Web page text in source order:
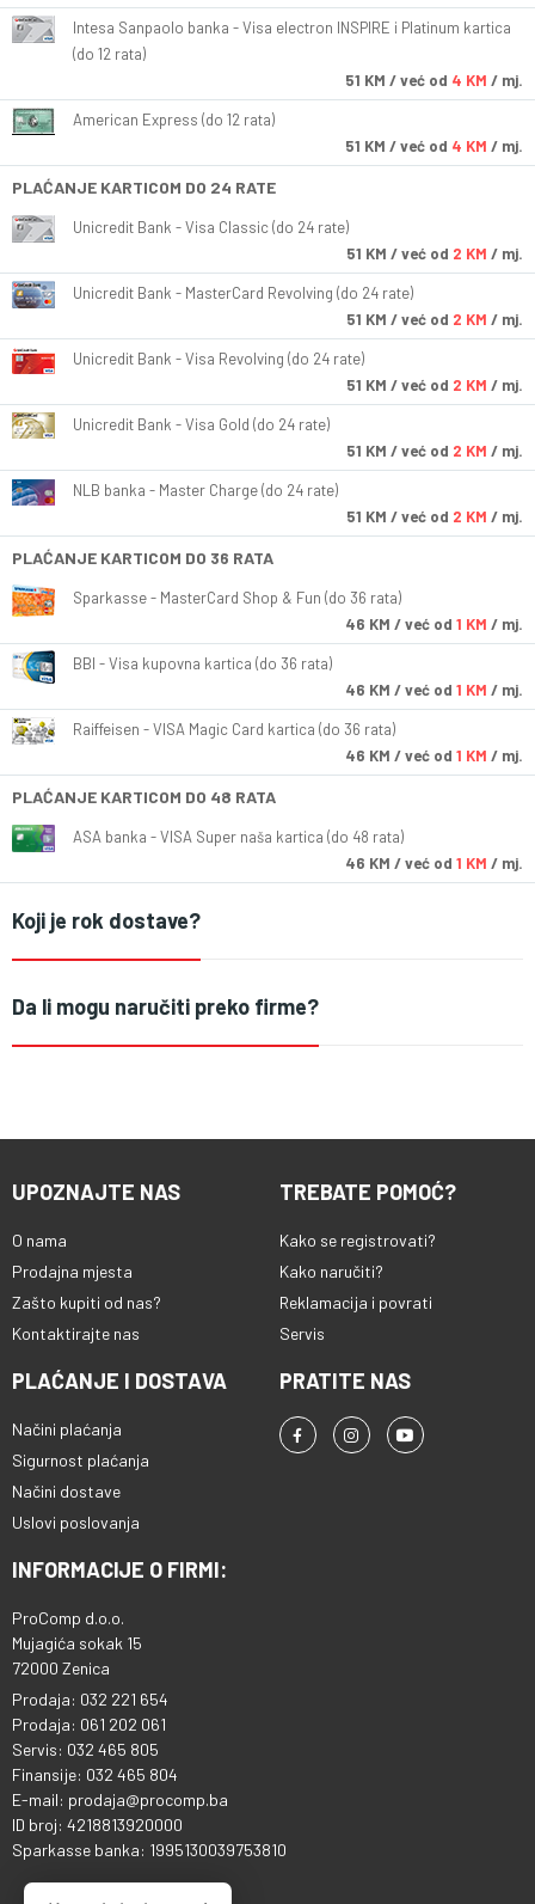
Intesa Sanpaolo banka - Visa electron INSPIRE i Platinum kartica
(do 12 rata)
51 KM / već od 4 KM / mj.
American Express (do 12 rata)
51 KM / već od 4 KM / mj.
PLAĆANJE KARTICOM DO 24 RATE
Unicredit Bank - Visa Classic (do 24 rate)
51 KM / već od 2 KM / mj.
Unicredit Bank - MasterCard Revolving (do 24 rate)
51 KM / već od 2 KM / mj.
Unicredit Bank - Visa Revolving (do 24 rate)
51 KM / već od 2 KM / mj.
Unicredit Bank - Visa Gold (do 24 rate)
51 KM / već od 2 KM / mj.
NLB banka - Master Charge (do 24 rate)
51 KM / već od 2 KM / mj.
PLAĆANJE KARTICOM DO 36 RATA
Sparkasse - MasterCard Shop & Fun (do 36 rata)
46 KM / već od 1 KM / mj.
BBI - Visa kupovna kartica (do 36 rata)
46 KM / već od 1 KM / mj.
Raiffeisen - VISA Magic Card kartica (do 36 rata)
46 KM / već od 1 KM / mj.
PLAĆANJE KARTICOM DO 48 RATA
ASA banka - VISA Super naša kartica (do 48 rata)
46 KM / već od 1 KM / mj.
Koji je rok dostave?
Da li mogu naručiti preko firme?
UPOZNAJTE NAS
O nama
Prodajna mjesta
Zašto kupiti od nas?
Kontaktirajte nas
TREBATE POMOĆ?
Kako se registrovati?
Kako naručiti?
Reklamacija i povrati
Servis
PLAĆANJE I DOSTAVA
Načini plaćanja
Sigurnost plaćanja
Načini dostave
Uslovi poslovanja
PRATITE NAS
INFORMACIJE O FIRMI:
ProComp d.o.o.
Mujagića sokak 15
72000 Zenica
Prodaja: 032 221 654
Prodaja: 061 202 061
Servis: 032 465 805
Finansije: 032 465 804
E-mail: prodaja@procomp.ba
ID broj: 4218813920000
Sparkasse banka: 1995130039753810